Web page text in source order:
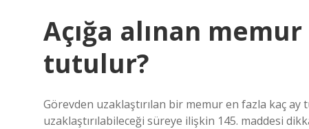
Açığa alınan
tutulur?
Görevden uzaklaştırılan bir memur en fazla kaç
uzaklaştırılabileceği süreye ilişkin 145. maddesi